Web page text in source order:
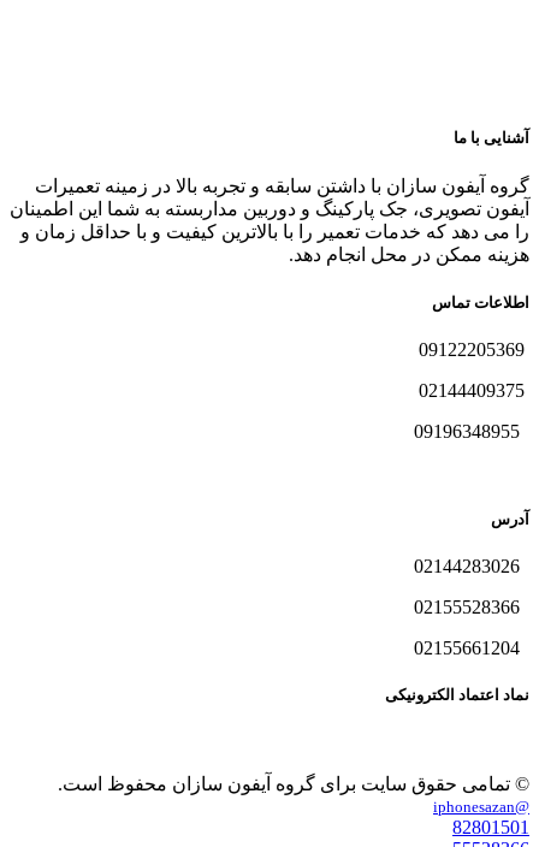
آشنایی با ما
گروه آیفون سازان با داشتن سابقه و تجربه بالا در زمینه تعمیرات
آیفون تصویری، جک پارکینگ و دوربین مداربسته به شما این اطمینان
را می دهد که خدمات تعمیر را با بالاترین کیفیت و با حداقل زمان و
هزینه ممکن در محل انجام دهد.
اطلاعات تماس
آدرس
نماد اعتماد الکترونیکی
© تمامی حقوق سایت برای گروه آیفون سازان محفوظ است.
@iphonesazan
82801501